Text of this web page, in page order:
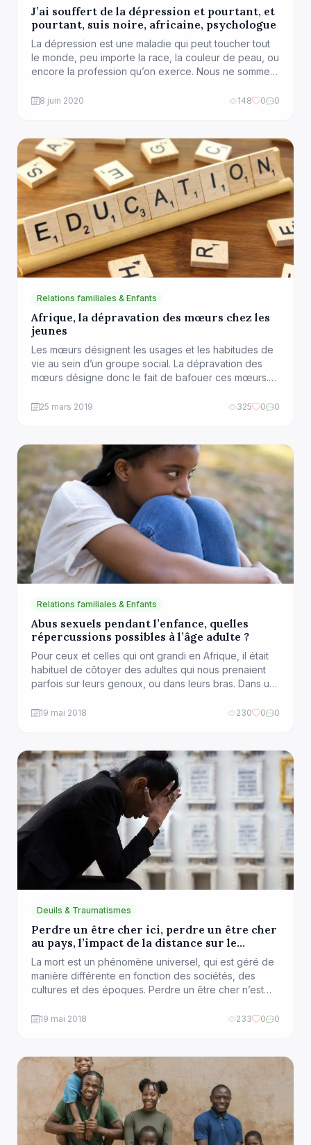
J’ai souffert de la dépression et pourtant, et
pourtant, suis noire, africaine, psychologue
La dépression est une maladie qui peut toucher tout
le monde, peu importe la race, la couleur de peau, ou
encore la profession qu’on exerce. Nous ne sommes
seulement il existe plusieurs formes de dépression,
8 juin 2020 148 0 0
Relations familiales & Enfants
Afrique, la dépravation des mœurs chez les
jeunes
Les mœurs désignent les usages et les habitudes de
vie au sein d’un groupe social. La dépravation des
mœurs désigne donc le fait de bafouer ces mœurs.
bien évidemment il finira par le trouver. J’ai pris
25 mars 2019 325 0 0
Relations familiales & Enfants
Abus sexuels pendant l’enfance, quelles
répercussions possibles à l’âge adulte ?
Pour ceux et celles qui ont grandi en Afrique, il était
habituel de côtoyer des adultes qui nous prenaient
parfois sur leurs genoux, ou dans leurs bras. Dans un
gravitent en général autour des enfants; la famille
19 mai 2018 230 0 0
Deuils & Traumatismes
Perdre un être cher ici, perdre un être cher
au pays, l’impact de la distance sur le
processus de deuil
La mort est un phénomène universel, qui est géré de
manière différente en fonction des sociétés, des
cultures et des époques. Perdre un être cher n’est
sommes absents, ou très loin. Le deuil en tant que
[…]
19 mai 2018 233 0 0